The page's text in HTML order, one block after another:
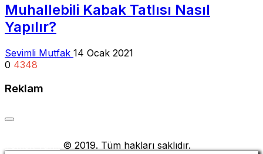
Muhallebili Kabak Tatlısı Nasıl
Yapılır?
Sevimli Mutfak 14 Ocak 2021
0 4348
Reklam
© 2019. Tüm hakları saklıdır.